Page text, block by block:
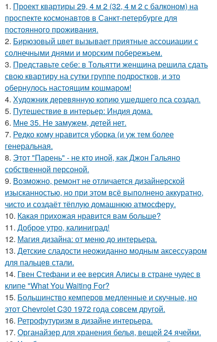
1. Проект квартиры 29, 4 м 2 (32, 4 м 2 с балконом) на
проспекте космонавтов в Санкт-петербурге для
постоянного проживания.
2. Бирюзовый цвет вызывает приятные ассоциации с
солнечными днями и морским побережьем.
3. Представьте себе: в Тольятти женщина решила сдать
свою квартиру на сутки группе подростков, и это
обернулось настоящим кошмаром!
4. Художник деревянную копию ушедшего пса создал.
5. Путешествие в интерьер: Индия дома.
6. Мне 35. Не замужем, детей нет.
7. Редко кому нравится уборка (и уж тем более
генеральная.
8. Этот "Парень" - не кто иной, как Джон Гальяно
собственной персоной.
9. Возможно, ремонт не отличается дизайнерской
изысканностью, но при этом всё выполнено аккуратно,
чисто и создаёт тёплую домашнюю атмосферу.
10. Какая прихожая нравится вам больше?
11. Доброе утро, калиниград!
12. Магия дизайна: от меню до интерьера.
13. Детские сладости неожиданно модным аксессуаром
для пальцев стали.
14. Гвен Стефани и ее версия Алисы в стране чудес в
клипе "What You Waiting For?
15. Большинство кемперов медленные и скучные, но
этот Chevrolet C30 1972 года совсем другой.
16. Ретрофутуризм в дизайне интерьера.
17. Органайзер для хранения белья, вещей 24 ячейки.